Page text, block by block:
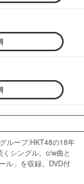
ループ:HKT48の18年
シングル。c/w曲と
ル」を収録。DVD付